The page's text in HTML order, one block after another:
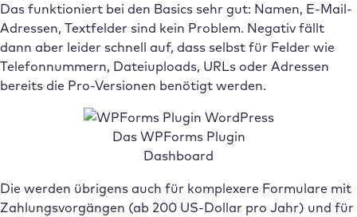
Das funktioniert bei den Basics sehr gut: Namen, E-Mail-
Adressen, Textfelder sind kein Problem. Negativ fällt
dann aber leider schnell auf, dass selbst für Felder wie
Telefonnummern, Dateiuploads, URLs oder Adressen
bereits die Pro-Versionen benötigt werden.
Das WPForms Plugin
Dashboard
Die werden übrigens auch für komplexere Formulare mit
Zahlungsvorgängen (ab 200 US-Dollar pro Jahr) und für